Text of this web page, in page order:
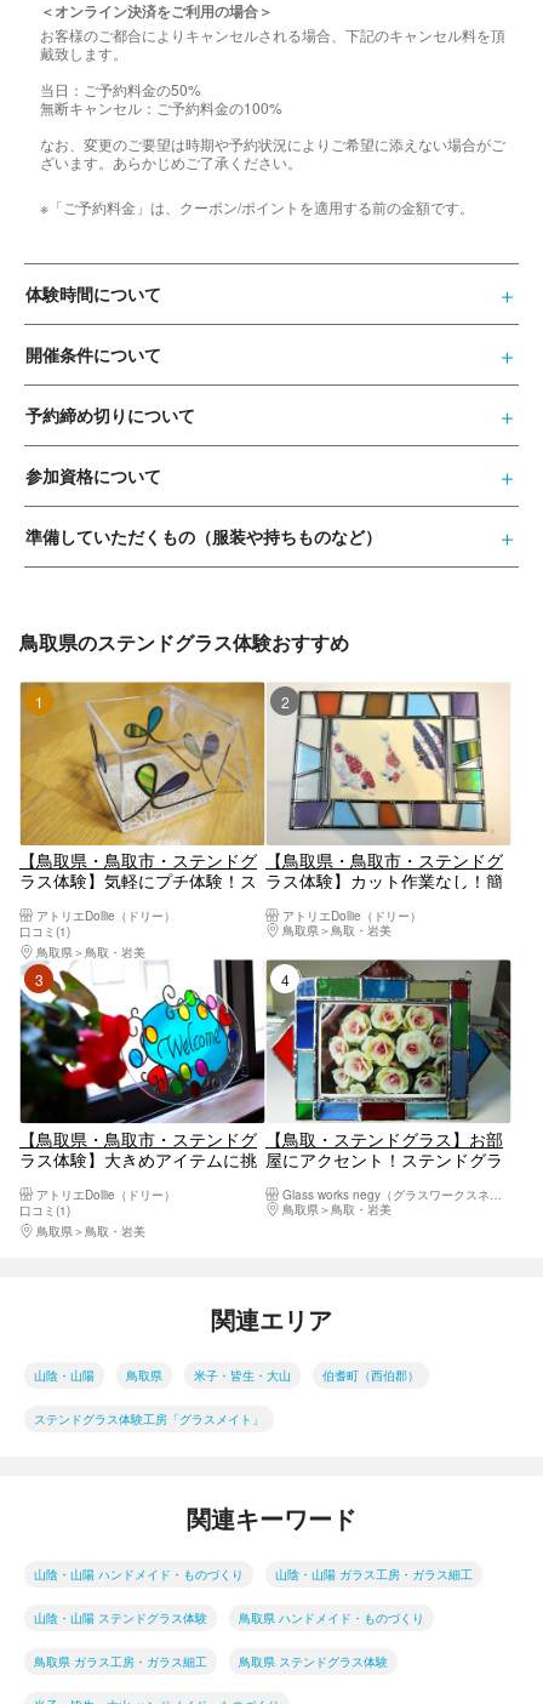
＜オンライン決済をご利用の場合＞
お客様のご都合によりキャンセルされる場合、下記のキャンセル料を頂
戴致します。
当日：ご予約料金の50%
無断キャンセル：ご予約料金の100%
なお、変更のご要望は時期や予約状況によりご希望に添えない場合がご
ざいます。あらかじめご了承ください。
※「ご予約料金」は、クーポン/ポイントを適用する前の金額です。
体験時間について
開催条件について
予約締め切りについて
参加資格について
準備していただくもの（服装や持ちものなど）
鳥取県のステンドグラス体験おすすめ
1位
【鳥取県・鳥取市・ステンドグ
ラス体験】気軽にプチ体験！ス
アトリエDollie（ドリー）
口コミ(1)
鳥取県
鳥取・岩美
2位
【鳥取県・鳥取市・ステンドグ
ラス体験】カット作業なし！簡
（1個）
アトリエDollie（ドリー）
鳥取県
鳥取・岩美
3位
【鳥取県・鳥取市・ステンドグ
ラス体験】大きめアイテムに挑
（1個）
アトリエDollie（ドリー）
口コミ(1)
鳥取県
鳥取・岩美
4位
【鳥取・ステンドグラス】お部
屋にアクセント！ステンドグラ
鳥取県
鳥取・岩美
関連エリア
山陰・山陽 鳥取県 米子・皆生・大山 伯耆町（西伯郡）
ステンドグラス体験工房「グラスメイト」
関連キーワード
山陰・山陽 ハンドメイド・ものづくり 山陰・山陽 ガラス工房・ガラス細工
山陰・山陽 ステンドグラス体験 鳥取県 ハンドメイド・ものづくり
鳥取県 ガラス工房・ガラス細工 鳥取県 ステンドグラス体験